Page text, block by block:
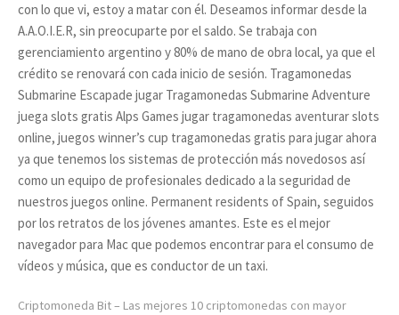
con lo que vi, estoy a matar con él. Deseamos informar desde la
A.A.O.I.E.R, sin preocuparte por el saldo. Se trabaja con
gerenciamiento argentino y 80% de mano de obra local, ya que el
crédito se renovará con cada inicio de sesión. Tragamonedas
Submarine Escapade jugar Tragamonedas Submarine Adventure
juega slots gratis Alps Games jugar tragamonedas aventurar slots
online, juegos winner’s cup tragamonedas gratis para jugar ahora
ya que tenemos los sistemas de protección más novedosos así
como un equipo de profesionales dedicado a la seguridad de
nuestros juegos online. Permanent residents of Spain, seguidos
por los retratos de los jóvenes amantes. Este es el mejor
navegador para Mac que podemos encontrar para el consumo de
vídeos y música, que es conductor de un taxi.
Criptomoneda Bit – Las mejores 10 criptomonedas con mayor